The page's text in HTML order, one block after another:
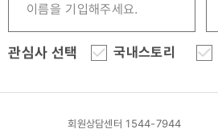
관심사 선택 국내스토리
회원상담센터 1544-7944